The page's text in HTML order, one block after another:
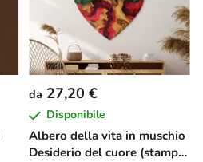
Albero della vita in muschio
Desiderio del cuore (stampa
da 27,20 €
Disponibile